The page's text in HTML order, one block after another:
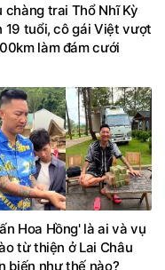
chàng trai Thổ Nhĩ Kỳ
19 tuổi, cô gái Việt vượt
làm đám cưới
Hoa Hồng' là ai và vụ
từ thiện ở Lai Châu
biến như thế nào?